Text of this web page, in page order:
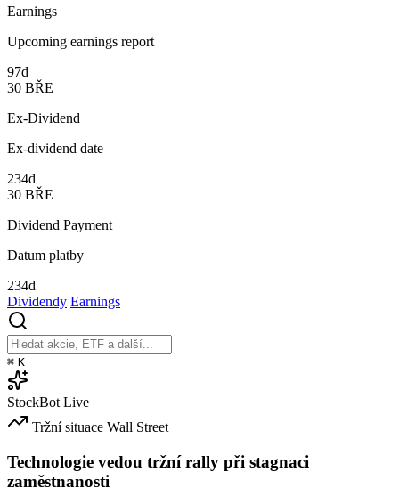
Earnings
Upcoming earnings report
97d
30 BŘE
Ex-Dividend
Ex-dividend date
234d
30 BŘE
Dividend Payment
Datum platby
234d
Dividendy Earnings
⌘ K
StockBot Live
Tržní situace Wall Street
Technologie vedou tržní rally při stagnaci
zaměstnanosti